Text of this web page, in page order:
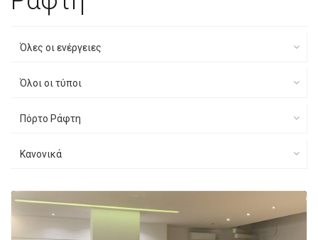
Όλες οι ενέργειες
Όλοι οι τύποι
Πόρτο Ράφτη
Κανονικά